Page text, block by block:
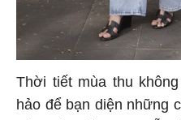
Thời tiết mùa thu
hảo để bạn diện những